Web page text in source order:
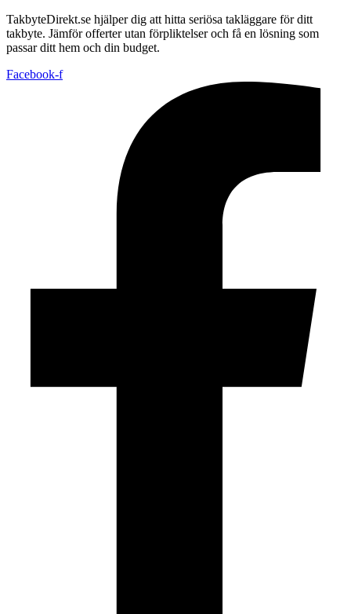
TakbyteDirekt.se hjälper dig att hitta seriösa takläggare för ditt
takbyte. Jämför offerter utan förpliktelser och få en lösning som
passar ditt hem och din budget.
Facebook-f